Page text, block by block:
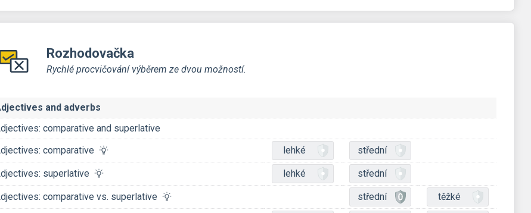
Rozhodovačka
Rychlé procvičování výběrem ze dvou možností.
and adverbs
comparative and superlative
comparative
lehké střední
superlative lehké střední
comparative vs. superlative střední těžké